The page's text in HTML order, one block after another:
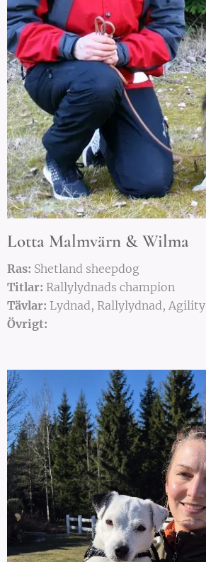
Lotta Malmvärn & Wilma
Ras: Shetland sheepdog
Titlar: Rallylydnads champion
Tävlar: Lydnad, Rallylydnad, Agility
Övrigt: